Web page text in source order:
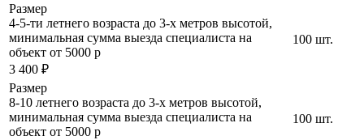
Размер
4-5-ти летнего возраста до 3-х метров высотой,
минимальная сумма выезда специалиста на
объект от 5000 р
3 400 ₽
100 шт.
Размер
8-10 летнего возраста до 3-х метров высотой,
минимальная сумма выезда специалиста на
объект от 5000 р
100 шт.